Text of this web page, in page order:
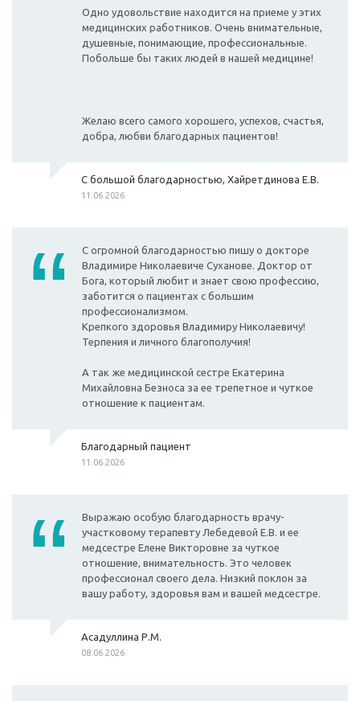
Одно удовольствие находится на приеме у этих
медицинских работников. Очень внимательные,
душевные, понимающие, профессиональные.
Побольше бы таких людей в нашей медицине!
Желаю всего самого хорошего, успехов, счастья,
добра, любви благодарных пациентов!
С большой благодарностью, Хайретдинова Е.В.
11.06.2026
С огромной благодарностью пишу о докторе
Владимире Николаевиче Суханове. Доктор от
Бога, который любит и знает свою профессию,
заботится о пациентах с большим
профессионализмом.
Крепкого здоровья Владимиру Николаевичу!
Терпения и личного благополучия!
А так же медицинской сестре Екатерина
Михайловна Безноса за ее трепетное и чуткое
отношение к пациентам.
Благодарный пациент
11.06.2026
Выражаю особую благодарность врачу-
участковому терапевту Лебедевой Е.В. и ее
медсестре Елене Викторовне за чуткое
отношение, внимательность. Это человек
профессионал своего дела. Низкий поклон за
вашу работу, здоровья вам и вашей медсестре.
Асадуллина Р.М.
08.06.2026